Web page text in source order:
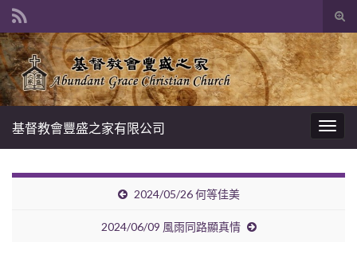
Search for:
基督教會豐盛之家有限公司
2024/05/26 何等佳美
2024/06/09 風雨同路顯真情